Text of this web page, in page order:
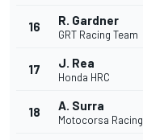
16 R. Gardner
GRT Racing Team
17 J. Rea
Honda HRC
18 A. Surra
Motocorsa Racing